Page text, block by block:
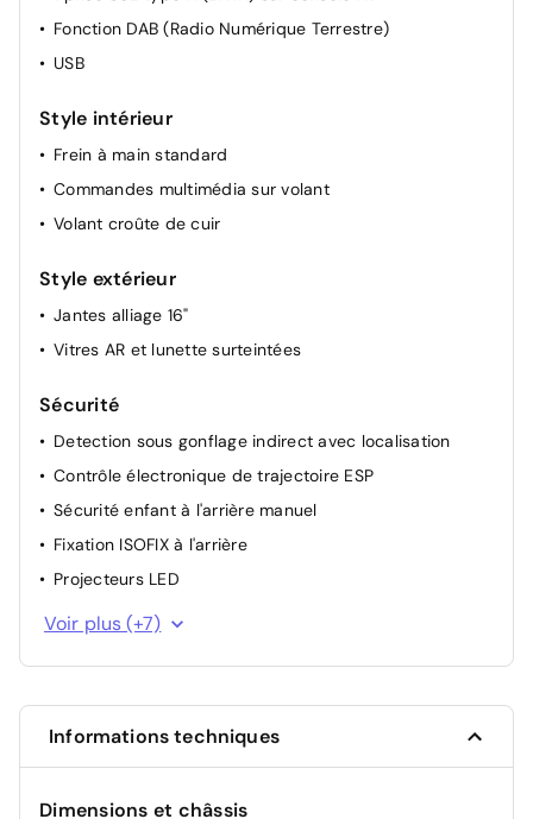
Fonction DAB (Radio Numérique Terrestre)
USB
Style intérieur
Frein à main standard
Commandes multimédia sur volant
Volant croûte de cuir
Style extérieur
Jantes alliage 16"
Vitres AR et lunette surteintées
Sécurité
Detection sous gonflage indirect avec localisation
Contrôle électronique de trajectoire ESP
Sécurité enfant à l'arrière manuel
Fixation ISOFIX à l'arrière
Projecteurs LED
Alerte active de franchissement involontaire de ligne
Système d'appel d'urgence SOS
Voir plus (+7)
Informations techniques
Dimensions et châssis